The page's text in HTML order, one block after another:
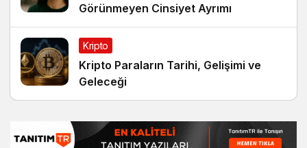
Görünmeyen Cinsiyet Ayrımı
Kripto
Kripto Paraların Tarihi, Gelişimi ve
Geleceği